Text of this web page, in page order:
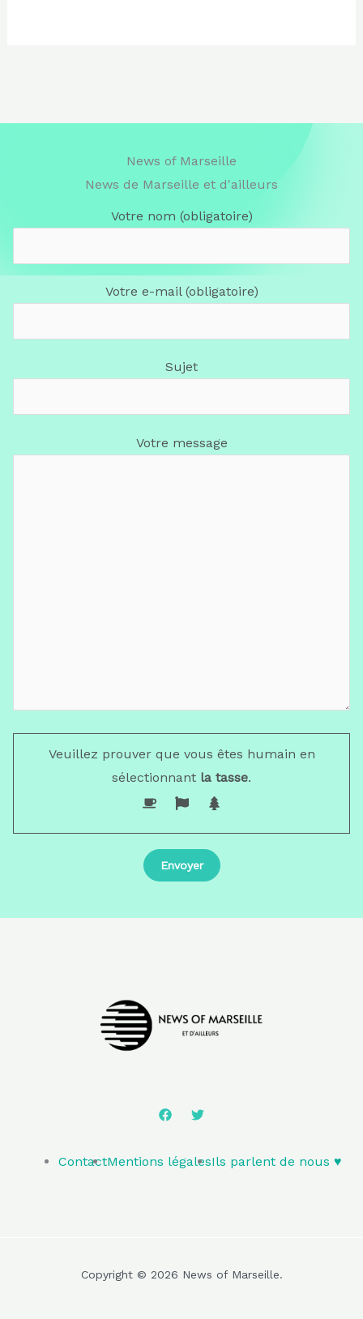
News of Marseille
News de Marseille et d'ailleurs
Votre nom (obligatoire)
Votre e-mail (obligatoire)
Sujet
Votre message
Veuillez prouver que vous êtes humain en
sélectionnant la tasse.
ContactMentions légalesIls parlent de nous ♥️
Copyright © 2026 News of Marseille.